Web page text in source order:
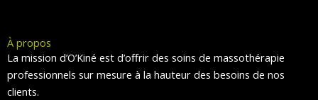
À propos
La mission d’O’Kiné est d’offrir des soins de massothérapie
professionnels sur mesure à la hauteur des besoins de nos
clients.